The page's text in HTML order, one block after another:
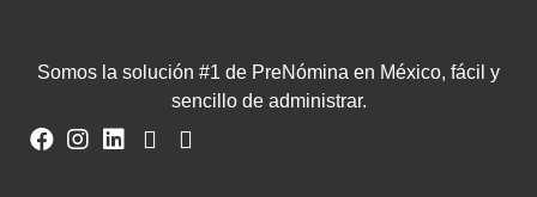
Somos la solución #1 de PreNómina en México, fácil y
sencillo de administrar.